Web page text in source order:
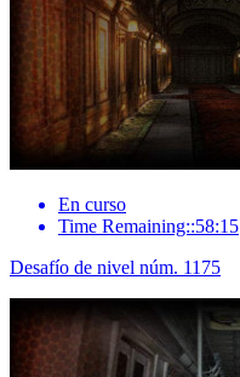
En curso
Time Remaining::58:15
Desafío de nivel núm. 1175